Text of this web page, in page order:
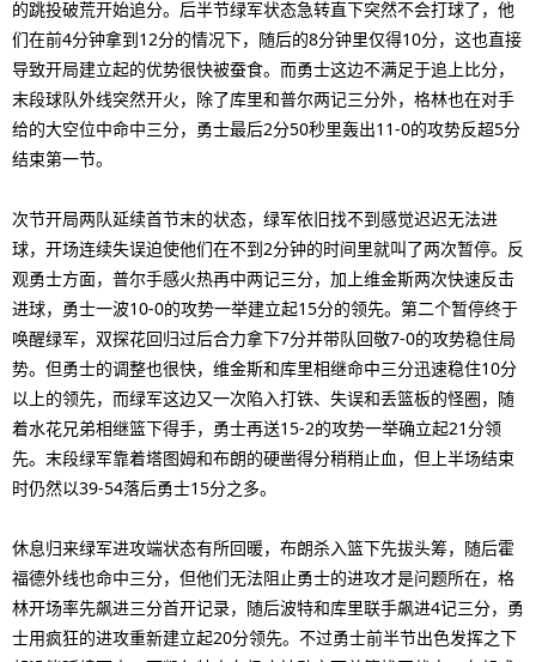
的跳投破荒开始追分。后半节绿军状态急转直下突然不会打球了，他
们在前4分钟拿到12分的情况下，随后的8分钟里仅得10分，这也直接
导致开局建立起的优势很快被蚕食。而勇士这边不满足于追上比分，
末段球队外线突然开火，除了库里和普尔两记三分外，格林也在对手
给的大空位中命中三分，勇士最后2分50秒里轰出11-0的攻势反超5分
结束第一节。
次节开局两队延续首节末的状态，绿军依旧找不到感觉迟迟无法进
球，开场连续失误迫使他们在不到2分钟的时间里就叫了两次暂停。反
观勇士方面，普尔手感火热再中两记三分，加上维金斯两次快速反击
进球，勇士一波10-0的攻势一举建立起15分的领先。第二个暂停终于
唤醒绿军，双探花回归过后合力拿下7分并带队回敬7-0的攻势稳住局
势。但勇士的调整也很快，维金斯和库里相继命中三分迅速稳住10分
以上的领先，而绿军这边又一次陷入打铁、失误和丢篮板的怪圈，随
着水花兄弟相继篮下得手，勇士再送15-2的攻势一举确立起21分领
先。末段绿军靠着塔图姆和布朗的硬凿得分稍稍止血，但上半场结束
时仍然以39-54落后勇士15分之多。
休息归来绿军进攻端状态有所回暖，布朗杀入篮下先拔头筹，随后霍
福德外线也命中三分，但他们无法阻止勇士的进攻才是问题所在，格
林开场率先飙进三分首开记录，随后波特和库里联手飙进4记三分，勇
士用疯狂的进攻重新建立起20分领先。不过勇士前半节出色发挥之下